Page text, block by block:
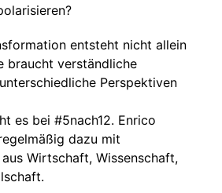
entsteht nicht allein
braucht verständliche
Perspektiven
es bei #5nach12. Enrico
dazu mit
Wirtschaft, Wissenschaft,